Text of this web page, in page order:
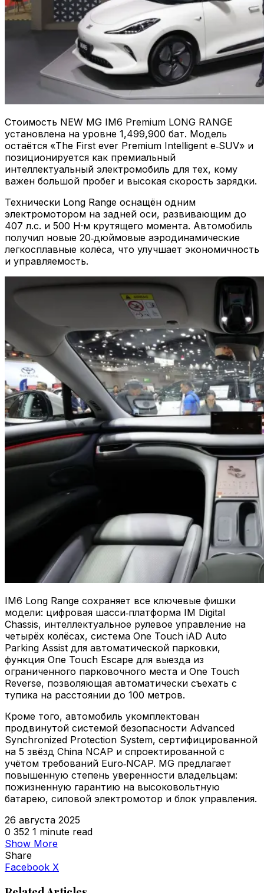
Стоимость NEW MG IM6 Premium LONG RANGE
установлена на уровне 1,499,900 бат. Модель
остаётся «The First ever Premium Intelligent e‑SUV» и
позиционируется как премиальный
интеллектуальный электромобиль для тех, кому
важен большой пробег и высокая скорость зарядки.
Технически Long Range оснащён одним
электромотором на задней оси, развивающим до
407 л.с. и 500 Н·м крутящего момента. Автомобиль
получил новые 20‑дюймовые аэродинамические
легкосплавные колёса, что улучшает экономичность
и управляемость.
IM6 Long Range сохраняет все ключевые фишки
модели: цифровая шасси‑платформа IM Digital
Chassis, интеллектуальное рулевое управление на
четырёх колёсах, система One Touch iAD Auto
Parking Assist для автоматической парковки,
функция One Touch Escape для выезда из
ограниченного парковочного места и One Touch
Reverse, позволяющая автоматически съехать с
тупика на расстоянии до 100 метров.
Кроме того, автомобиль укомплектован
продвинутой системой безопасности Advanced
Synchronized Protection System, сертифицированной
на 5 звёзд China NCAP и спроектированной с
учётом требований Euro‑NCAP. MG предлагает
повышенную степень уверенности владельцам:
пожизненную гарантию на высоковольтную
батарею, силовой электромотор и блок управления.
26 августа 2025
0 352 1 minute read
Show More
Share
Facebook X